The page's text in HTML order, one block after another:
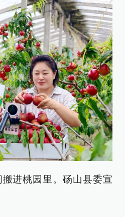
进桃园里。砀山县委宣